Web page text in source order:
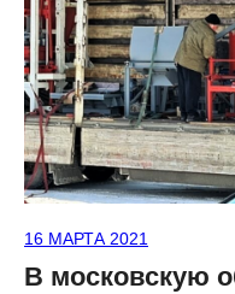
16 МАРТА 2021
В московскую